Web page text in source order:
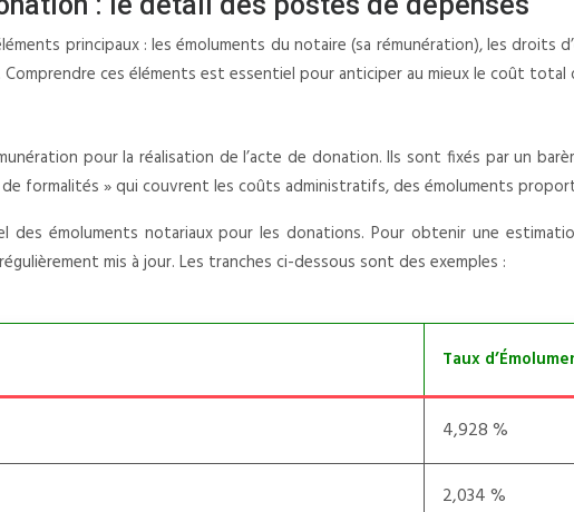
principaux : les émoluments du notaire (sa rémunération), les droits
ces éléments est essentiel pour anticiper au mieux le coût
pour la réalisation de l’acte de donation. Ils sont fixés par un
formalités » qui couvrent les coûts administratifs, des émoluments
des émoluments notariaux pour les donations. Pour obtenir une
mis à jour. Les tranches ci-dessous sont des exemples :
Taux
4,928 %
2,034 %